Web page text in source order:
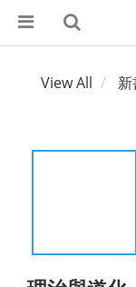
View All